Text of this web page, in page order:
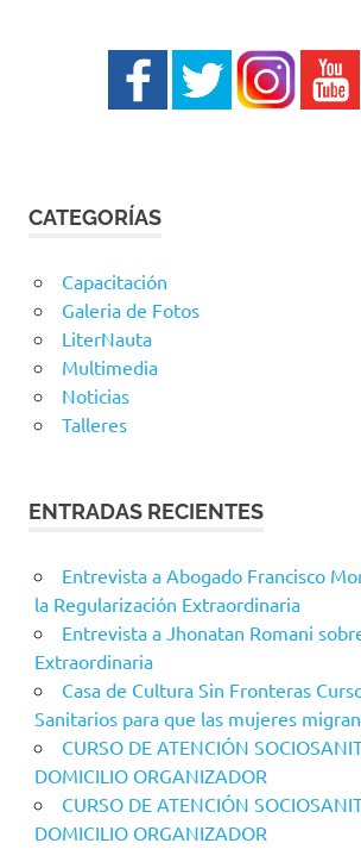
CATEGORÍAS
Capacitación
Galeria de Fotos
LiterNauta
Multimedia
Noticias
Talleres
ENTRADAS RECIENTES
Entrevista a Abogado Francisco
la Regularización Extraordinaria
Entrevista a Jhonatan Romani
Extraordinaria
Casa de Cultura Sin Fronteras
Sanitarios para que las mujeres
CURSO DE ATENCIÓN
DOMICILIO ORGANIZADOR
CURSO DE ATENCIÓN
DOMICILIO ORGANIZADOR